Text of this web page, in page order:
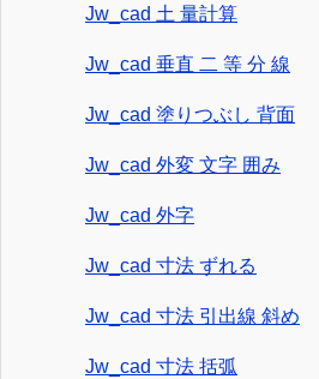
Jw_cad 土 量計算
Jw_cad 垂直 二 等 分 線
Jw_cad 塗りつぶし 背面
Jw_cad 外変 文字 囲み
Jw_cad 外字
Jw_cad 寸法 ずれる
Jw_cad 寸法 引出線 斜め
Jw_cad 寸法 括弧